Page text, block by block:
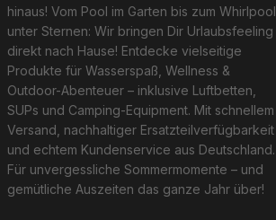
hinaus! Vom Pool im Garten bis zum Whirlpool
unter Sternen: Wir bringen Dir Urlaubsfeeling
direkt nach Hause! Entdecke vielseitige
Produkte für Wasserspaß, Wellness &
Outdoor-Abenteuer – inklusive Luftbetten,
SUPs und Camping-Equipment. Mit schnellem
Versand, nachhaltiger Ersatzteilverfügbarkeit
und echtem Kundenservice aus Deutschland.
Für unvergessliche Sommermomente – und
gemütliche Auszeiten das ganze Jahr über!